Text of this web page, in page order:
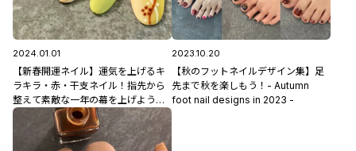
2024.01.01
【新春開運ネイル】運気を上げるキ
ラキラ・赤・干支ネイル！指先から
整えて素敵な一年の幕を上げよう♪
#新年 #初詣 #辰年
2023.10.20
【秋のフットネイルデザイン集】足
先まで秋を楽しもう！- Autumn
foot nail designs in 2023 -